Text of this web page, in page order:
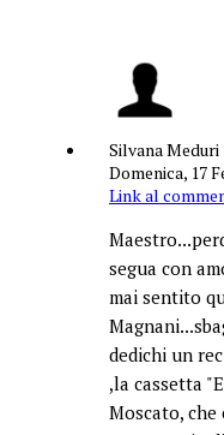
Silvana Meduri
Domenica, 17
Link al
segua con
mai sentito
dedichi un
,la cassetta
Moscato,